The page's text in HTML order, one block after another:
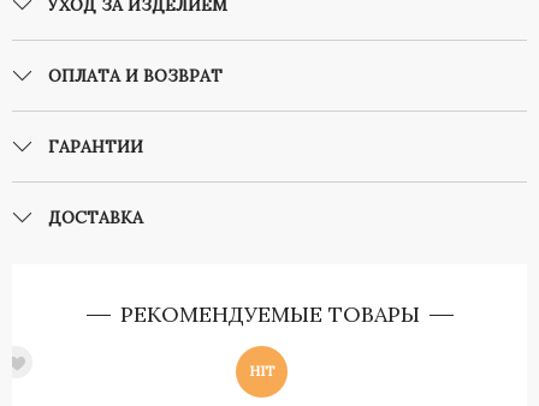
УХОД ЗА ИЗДЕЛИЕМ
ОПЛАТА И ВОЗВРАТ
ГАРАНТИИ
ДОСТАВКА
РЕКОМЕНДУЕМЫЕ ТОВАРЫ